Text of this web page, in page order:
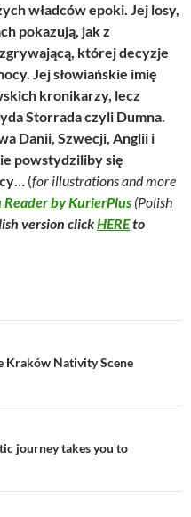
władców epoki. Jej losy,
pokazują, jak z
której decyzje
Jej słowiańskie imię
kronikarzy, lecz
Storrada czyli Dumna.
Danii, Szwecji, Anglii i
powstydziliby się
(for illustrations and more
Reader by KurierPlus (Polish
version clickHEREto
Kraków Nativity Scene
journey takes you to